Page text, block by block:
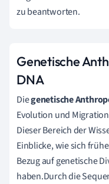
zu beantworten.
Genetische
DNA
Diegenetische
Evolution und
Dieser Bereich der
Einblicke, wie sich
Bezug auf genetische
haben.Durch die